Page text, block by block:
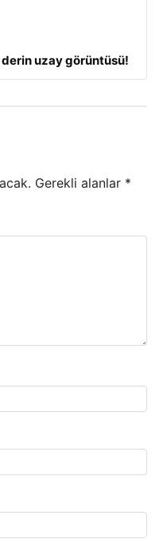
derin uzay görüntüsü!
Gerekli alanlar *